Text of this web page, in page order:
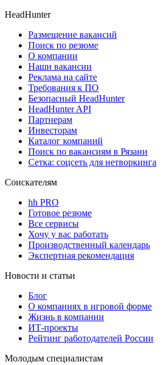
HeadHunter
Размещение вакансий
Поиск по резюме
О компании
Наши вакансии
Реклама на сайте
Требования к ПО
Безопасный HeadHunter
HeadHunter API
Партнерам
Инвесторам
Каталог компаний
Поиск по вакансиям в Рязани
Сетка: соцсеть для нетворкинга
Соискателям
hh PRO
Готовое резюме
Все сервисы
Хочу у вас работать
Производственный календарь
Экспертная рекомендация
Новости и статьи
Блог
О компаниях в игровой форме
Жизнь в компании
ИТ-проекты
Рейтинг работодателей России
Молодым специалистам